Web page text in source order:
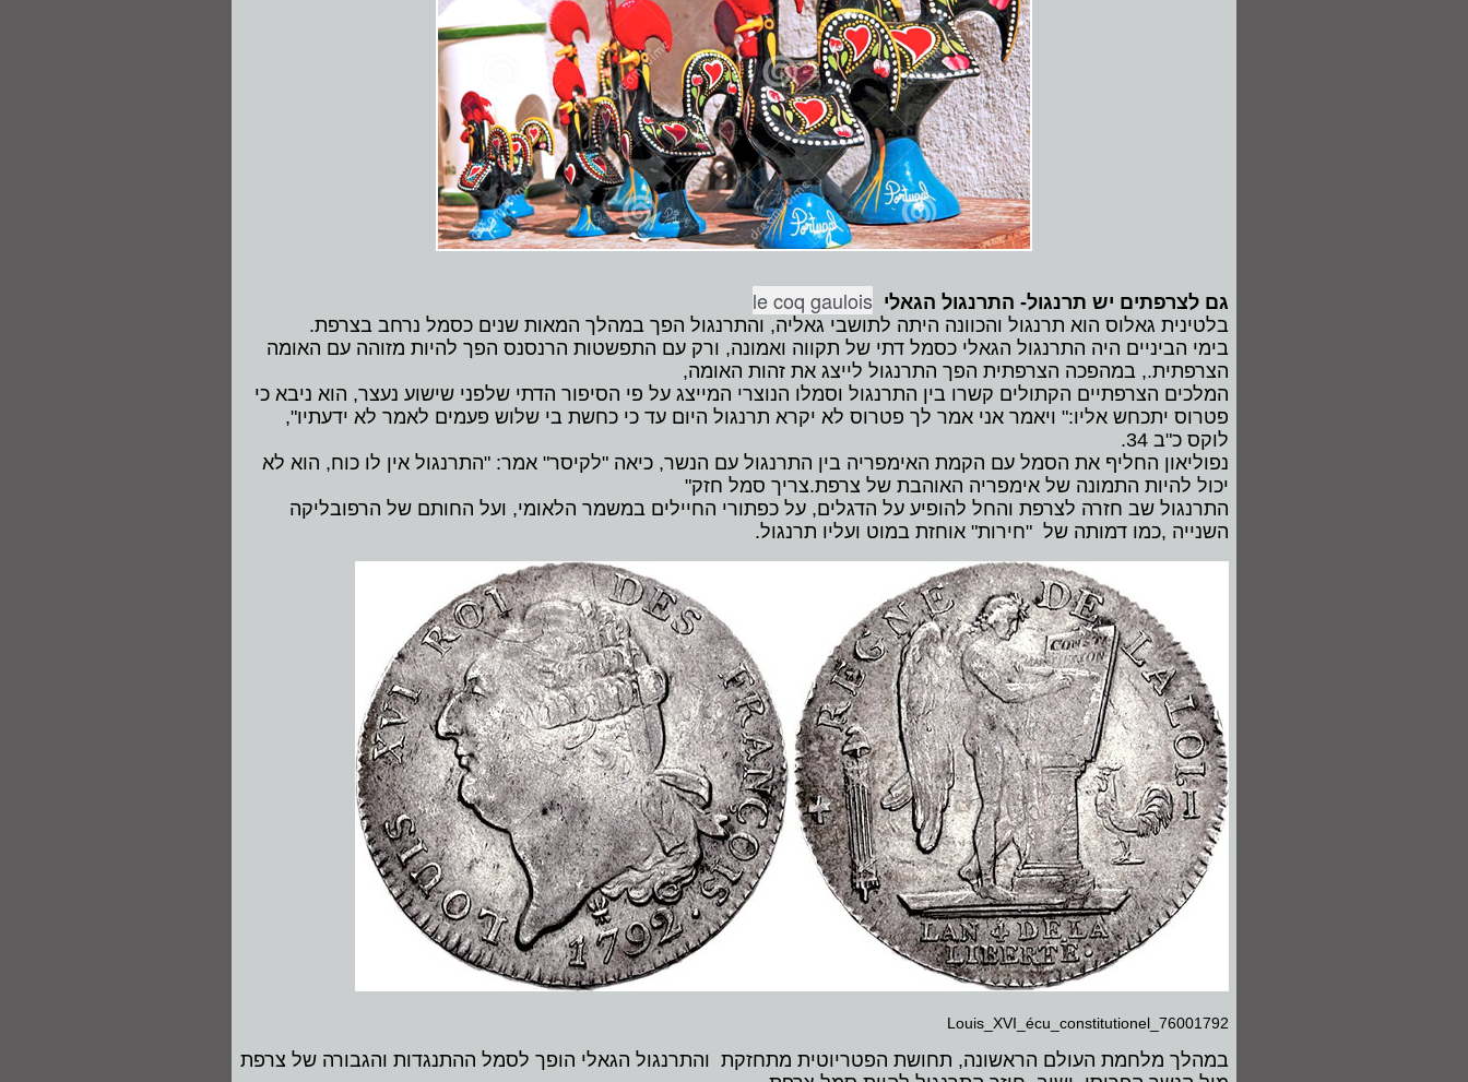
גם לצרפתים יש תרנגול- התרנגול הגאלי le coq gaulois
בלטינית גאלוס הוא תרנגול והכוונה היתה לתושבי גאליה, והתרנגול הפך במהלך המאות שנים כסמל נרחב בצרפת.
בימי הביניים היה התרנגול הגאלי כסמל דתי של תקווה ואמונה, ורק עם התפשטות הרנסנס הפך להיות מזוהה עם האומה
הצרפתית., במהפכה הצרפתית הפך התרנגול לייצג את זהות האומה,
המלכים הצרפתיים הקתולים קשרו בין התרנגול וסמלו הנוצרי המייצג על פי הסיפור הדתי שלפני שישוע נעצר, הוא ניבא כי
פטרוס יתכחש אליו:" ויאמר אני אמר לך פטרוס לא יקרא תרנגול היום עד כי כחשת בי שלוש פעמים לאמר לא ידעתיו",
לוקס כ"ב 34.
נפוליאון החליף את הסמל עם הקמת האימפריה בין התרנגול עם הנשר, כיאה "לקיסר" אמר: "התרנגול אין לו כוח, הוא לא
יכול להיות התמונה של אימפריה האוהבת של צרפת.צריך סמל חזק"
התרנגול שב חזרה לצרפת והחל להופיע על הדגלים, על כפתורי החיילים במשמר הלאומי, ועל החותם של הרפובליקה
השנייה ,כמו דמותה של "חירות" אוחזת במוט ועליו תרנגול.
Louis_XVI_écu_constitutionel_76001792
במהלך מלחמת העולם הראשונה, תחושת הפטריוטית מתחזקת והתרנגול הגאלי הופך לסמל ההתנגדות והגבורה של צרפת